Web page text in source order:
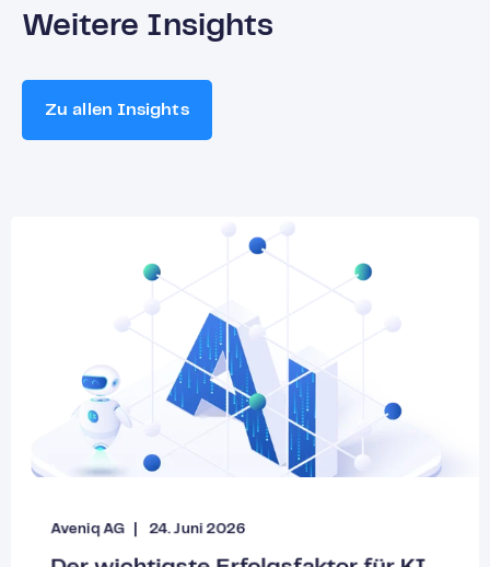
Weitere Insights
Zu allen Insights
Aveniq AG 24. Juni 2026